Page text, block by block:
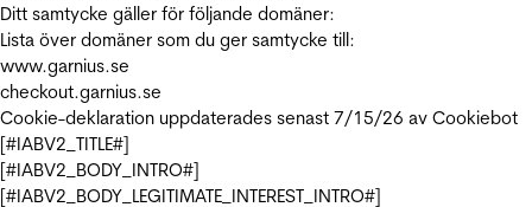
Ditt samtycke gäller för följande domäner:
Lista över domäner som du ger samtycke till:
www.garnius.se
checkout.garnius.se
Cookie-deklaration uppdaterades senast 7/15/26 av Cookiebot
[#IABV2_TITLE#]
[#IABV2_BODY_INTRO#]
[#IABV2_BODY_LEGITIMATE_INTEREST_INTRO#]